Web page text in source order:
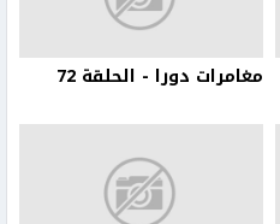
مغامرات دورا - الحلقة 72